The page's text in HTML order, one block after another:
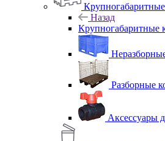
Назад
Крупногабаритные
Разборные
Аксессуары